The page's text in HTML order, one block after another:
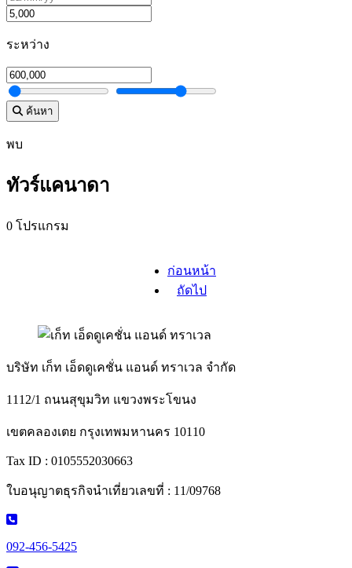
ระหว่าง
ค้นหา
พบ
ทัวร์แคนาดา
0 โปรแกรม
ก่อนหน้า
ถัดไป
บริษัท เก็ท เอ็ดดูเคชั่น แอนด์ ทราเวล จำกัด
1112/1 ถนนสุขุมวิท แขวงพระโขนง
เขตคลองเตย กรุงเทพมหานคร 10110
Tax ID : 0105552030663
ใบอนุญาตธุรกิจนำเที่ยวเลขที่ : 11/09768
092-456-5425